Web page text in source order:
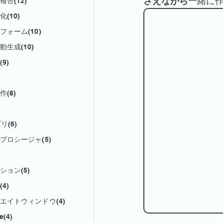
(10)
ォーム(10)
生成(10)
(8)
(6)
ロシージャ(5)
ョン(5)
イトウィンドウ(4)